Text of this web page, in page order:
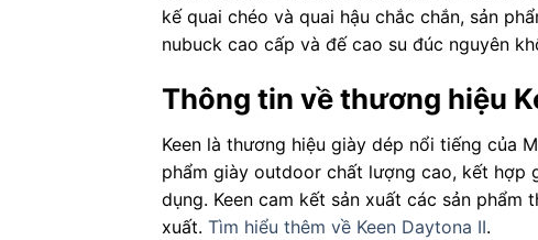
kế quai chéo và quai hậu chắc chắn, sản
nubuck cao cấp và đế cao su đúc nguyên
Thông tin về thương hiệu
Keen là thương hiệu giày dép nổi tiếng của
phẩm giày outdoor chất lượng cao, kết hợp
dụng. Keen cam kết sản xuất các sản
xuất. Tìm hiểu thêm về Keen Daytona II.